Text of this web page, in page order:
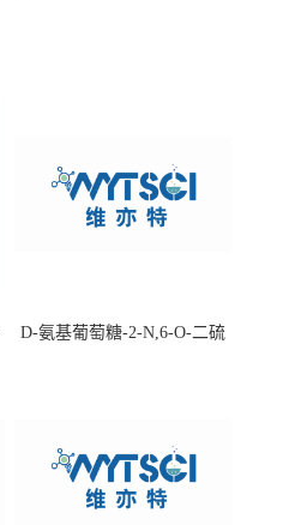
D-氨基葡萄糖-2-N,6-O-二硫